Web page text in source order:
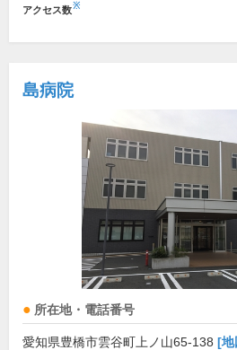
アクセス数※
島病院
所在地・電話番号
愛知県豊橋市雲谷町上ノ山65-138 [地